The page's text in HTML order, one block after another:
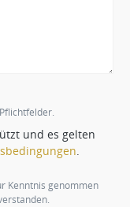
und es gelten
Kenntnis genommen